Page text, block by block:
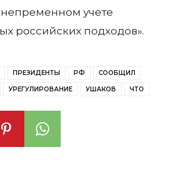
учете
российских подходов».
ПРЕЗИДЕНТЫ РФ СООБЩИЛ
УРЕГУЛИРОВАНИЕ УШАКОВ ЧТО